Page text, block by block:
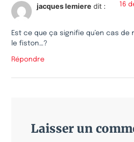
jacques lemiere dit : 16
Est ce que ça signifie qu’en cas de
le fiston…?
Répondre
Laisser un